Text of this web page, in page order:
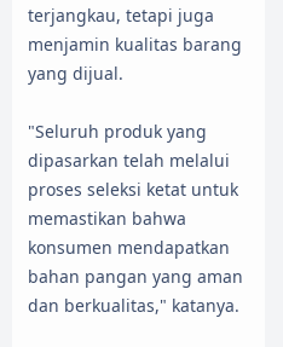
terjangkau, tetapi juga
menjamin kualitas barang
yang dijual.
"Seluruh produk yang
dipasarkan telah melalui
proses seleksi ketat untuk
memastikan bahwa
konsumen mendapatkan
bahan pangan yang aman
dan berkualitas," katanya.